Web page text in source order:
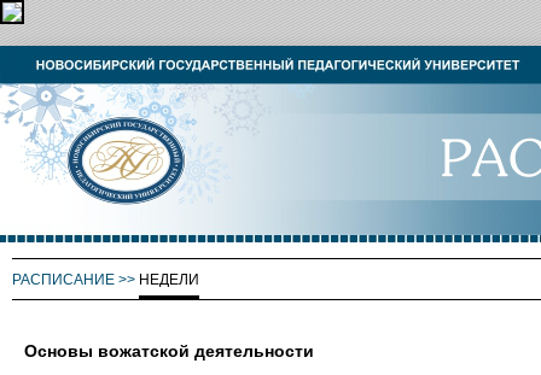
РАСПИСАНИЕ >> НЕДЕЛИ
Основы вожатской деятельности